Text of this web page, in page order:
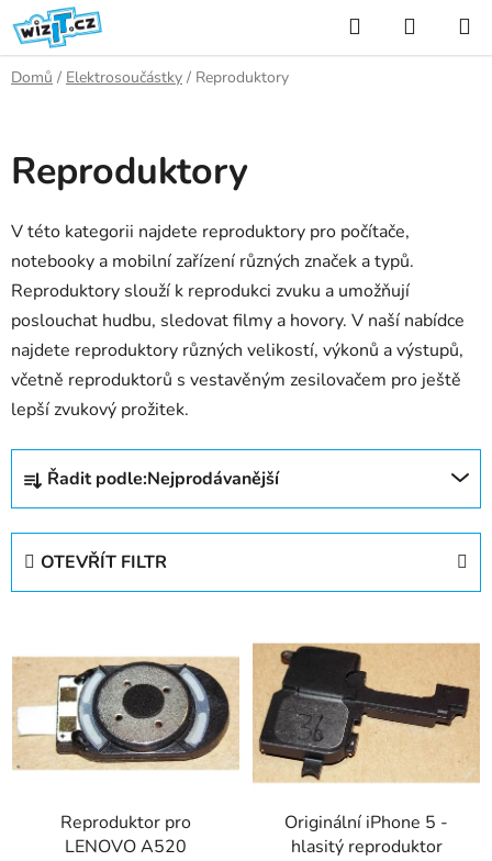
Přejít
na
obsah
Hledat
KOŠÍK
Domů / Elektrosoučástky / Reproduktory
Reproduktory
V této kategorii najdete reproduktory pro počítače,
notebooky a mobilní zařízení různých značek a typů.
Reproduktory slouží k reprodukci zvuku a umožňují
poslouchat hudbu, sledovat filmy a hovory. V naší nabídce
najdete reproduktory různých velikostí, výkonů a výstupů,
včetně reproduktorů s vestavěným zesilovačem pro ještě
lepší zvukový prožitek.
Ř
z
r
d
u
k
Řadit podle:Nejprodávanější
OTEVŘÍT FILTR
ý
p
i
s
p
Reproduktor pro
LENOVO A520
Originální iPhone 5 -
hlasitý reproduktor